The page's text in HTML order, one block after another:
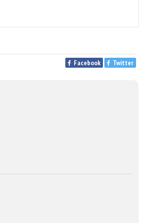
Facebook
Twitter